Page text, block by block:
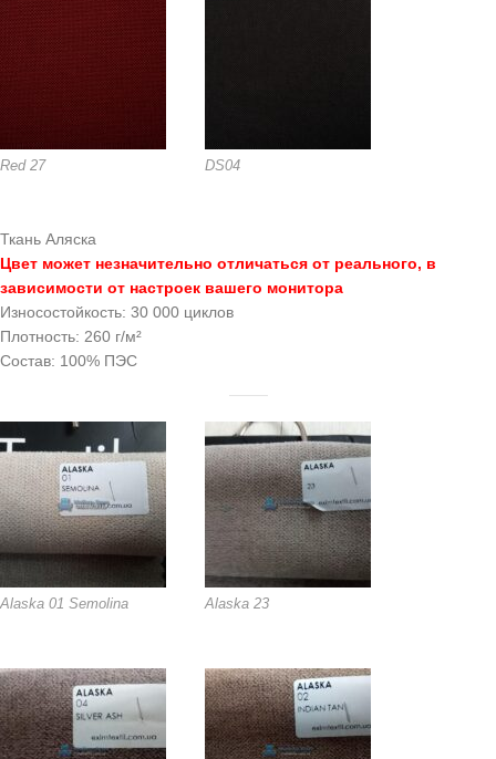
Red 27 DS04
Ткань Аляска
Цвет может незначительно отличаться от реального, в
зависимости от настроек вашего монитора
Износостойкость: 30 000 циклов
Плотность: 260 г/м²
Состав: 100% ПЭС
Alaska 01 Semolina Alaska 23